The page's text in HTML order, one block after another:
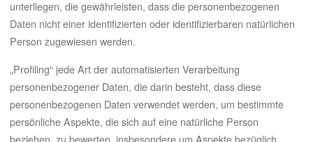
unterliegen, die gewährleisten, dass die personenbezogenen
Daten nicht einer identifizierten oder identifizierbaren natürlichen
Person zugewiesen werden.
„Profiling“ jede Art der automatisierten Verarbeitung
personenbezogener Daten, die darin besteht, dass diese
personenbezogenen Daten verwendet werden, um bestimmte
persönliche Aspekte, die sich auf eine natürliche Person
beziehen, zu bewerten, insbesondere um Aspekte bezüglich